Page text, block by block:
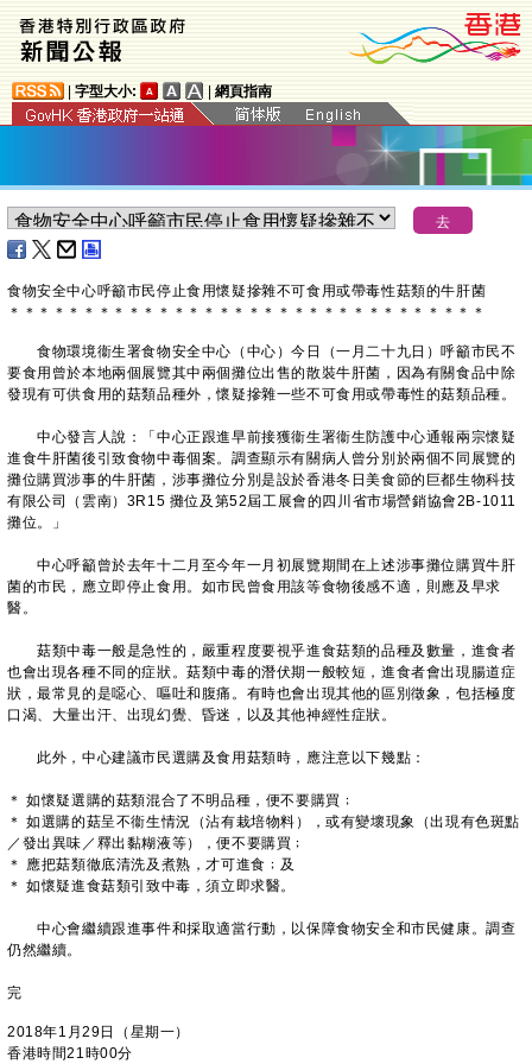
字型大小: 網頁指南
食物安全中心呼籲市民停止食用懷疑摻雜不可食用或帶毒性菇類的牛肝菌
＊ ＊ ＊ ＊ ＊ ＊ ＊ ＊ ＊ ＊ ＊ ＊ ＊ ＊ ＊ ＊ ＊ ＊ ＊ ＊ ＊ ＊ ＊ ＊ ＊ ＊ ＊ ＊ ＊ ＊ ＊ ＊
食物環境衞生署食物安全中心（中心）今日（一月二十九日）呼籲市民不
要食用曾於本地兩個展覽其中兩個攤位出售的散裝牛肝菌，因為有關食品中除
發現有可供食用的菇類品種外，懷疑摻雜一些不可食用或帶毒性的菇類品種。
中心發言人說：「中心正跟進早前接獲衞生署衞生防護中心通報兩宗懷疑
進食牛肝菌後引致食物中毒個案。調查顯示有關病人曾分別於兩個不同展覽的
攤位購買涉事的牛肝菌，涉事攤位分別是設於香港冬日美食節的巨都生物科技
有限公司（雲南）3R15 攤位及第52屆工展會的四川省市場營銷協會2B-1011
攤位。」
中心呼籲曾於去年十二月至今年一月初展覽期間在上述涉事攤位購買牛肝
菌的市民，應立即停止食用。如市民曾食用該等食物後感不適，則應及早求
醫。
菇類中毒一般是急性的，嚴重程度要視乎進食菇類的品種及數量，進食者
也會出現各種不同的症狀。菇類中毒的潛伏期一般較短，進食者會出現腸道症
狀，最常見的是噁心、嘔吐和腹痛。有時也會出現其他的區別徵象，包括極度
口渴、大量出汗、出現幻覺、昏迷，以及其他神經性症狀。
此外，中心建議市民選購及食用菇類時，應注意以下幾點：
＊ 如懷疑選購的菇類混合了不明品種，便不要購買﹔
＊ 如選購的菇呈不衞生情況（沾有栽培物料），或有變壞現象（出現有色斑點
／發出異味／釋出黏糊液等），便不要購買﹔
＊ 應把菇類徹底清洗及煮熟，才可進食﹔及
＊ 如懷疑進食菇類引致中毒，須立即求醫。
中心會繼續跟進事件和採取適當行動，以保障食物安全和市民健康。調查
仍然繼續。
完
2018年1月29日（星期一）
香港時間21時00分